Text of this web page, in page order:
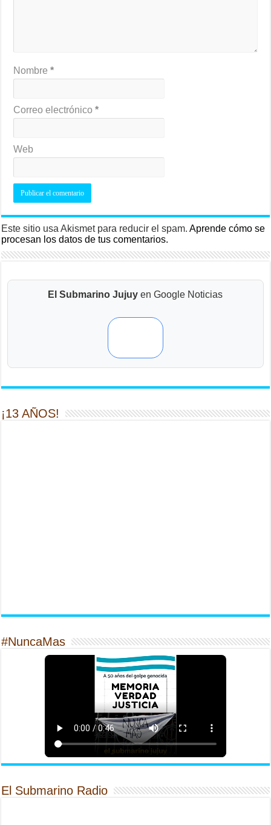
Nombre*
Correo electrónico*
Web
Este sitio usa Akismet para reducir el spam.Aprende cómo se
procesan los datos de tus comentarios.
El Submarino Jujuy en Google Noticias
¡13 AÑOS!
#NuncaMas
El Submarino Radio